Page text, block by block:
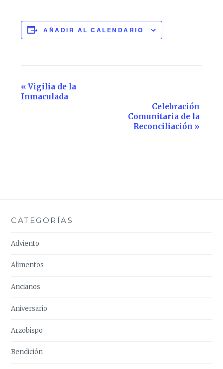
AÑADIR AL CALENDARIO
Navegación
del
« Vigilia de la
Inmaculada
Celebración
Comunitaria de la
Reconciliación »
CATEGORÍAS
Adviento
Alimentos
Ancianos
Aniversario
Arzobispo
Bendición